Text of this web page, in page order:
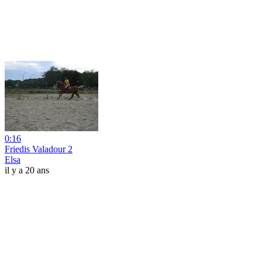
0:16
Friedis Valadour 2
Elsa
il y a 20 ans